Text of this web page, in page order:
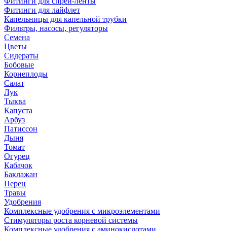
Фитинги для лайфлет
Капельницы для капельной трубки
Фильтры, насосы, регуляторы
Семена
Цветы
Сидераты
Бобовые
Корнеплоды
Салат
Лук
Тыква
Капуста
Арбуз
Патиссон
Дыня
Томат
Огурец
Кабачок
Баклажан
Перец
Травы
Удобрения
Комплексные удобрения с микроэлементами
Стимуляторы роста корневой системы
Комплексные удобрения с аминокислотами